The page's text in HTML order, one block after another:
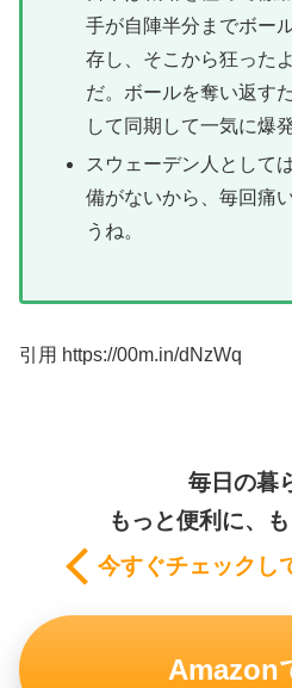
手が自陣半分までボー
存し、そこから狂った
だ。ボールを奪い返す
して同期して一気に爆
スウェーデン人として
備がないから、毎回痛
うね。
引用 https://00m.in/dNzWq
毎日の暮
もっと便利に、も
今すぐチェックし
Amazon